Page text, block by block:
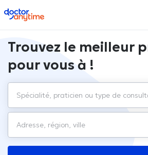
doctoranytime
Trouvez le meilleur
pour vous à !